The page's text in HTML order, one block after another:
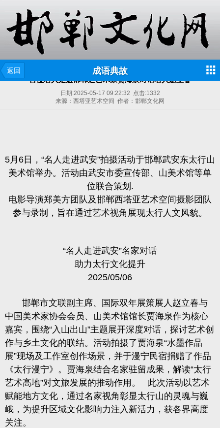
返回 成语典故
百位名人走进邯郸之艺术家贾海泉对话名人赵立春
日期:2025-05-17 09:22:32 点击:1332
来源：西塔亚艺术空间 作者：邯郸文化网
5月6日，“名人走进武安”拍摄活动于邯郸武安东太行山
美术馆举办。活动由武安市委宣传部、山美术馆等单
位联合策划.
电影导演郑美方团队及邯郸西塔亚艺术空间摄影团队
参与录制，旨在通过艺术视角展现太行人文风貌。
“名人走进武安”名家对话
助力太行文化提升
2025/05/06
邯郸市文联副主席、国际双年展策展人赵立春与
中国美术家协会会员、山美术馆馆长贾海泉作为核心
嘉宾，围绕“入山出山”主题展开深度对话，探讨艺术创
作与乡土文化的联结。活动拍摄了贾海泉“水墨作品
展”现场及工作室创作场景，并于漫宁民宿捐赠了作品
《太行漫宁》。贾海泉结合名家驻留成果，解读“太行
艺术高地”对文旅发展的推动作用。 此次活动以艺术
赋能地方文化，通过名家视角彰显太行山的灵魂与巍
峨，为提升区域文化影响力注入新活力，获各界高度
关注。